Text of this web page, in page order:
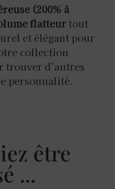
(200% à
flatteur tout
et élégant pour
collection
trouver d’autres
personnalité.
être
...